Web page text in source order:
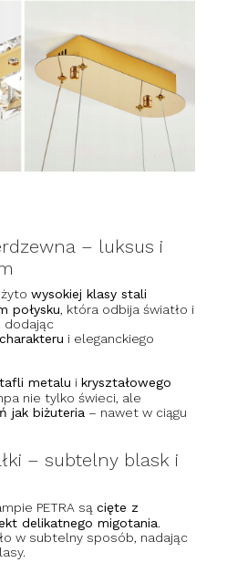
– luksus i
wysokiej klasy stali
połysku, która odbija światło i
dodając
i eleganckiego
metalu i kryształowego
nie tylko świeci, ale
jak biżuteria – nawet w ciągu
– subtelny blask i
PETRA są cięte z
delikatnego migotania.
w subtelny sposób, nadając